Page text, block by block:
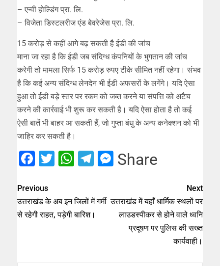
– एन्वी होल्डिंग प्रा. लि.
– विजेता डिस्टलरीज एंड बेवरेजेस प्रा. लि.
15 करोड़ से कहीं आगे बढ़ सकती है ईडी की जांच
माना जा रहा है कि ईडी जब संदिग्ध कंपनियों के भुगतान की जांच
करेगी तो मामला सिर्फ 15 करोड़ रुपए टीके सीमित नहीं रहेगा। संभव
है कि कई अन्य संदिग्ध लेनदेन भी ईडी अफसरों के लगेंगे। यदि ऐसा
हुआ तो ईडी बड़े स्तर पर रकम को जब्त करने या संपत्ति को अटैच
करने की कार्रवाई भी शुरू कर सकती है। यदि ऐसा होता है तो कई
ऐसी बातें भी बाहर आ सकती हैं, जो गुप्ता बंधु के अन्य कनेक्शन को भी
जाहिर कर सकती है।
Facebook
Twitter
WhatsApp
Telegram
Messenger
Share
Previous
उत्तराखंड के अब इन जिलों में गर्मी
से रहेगी राहत, पड़ेगी बारिश।
Next
उत्तराखंड में यहाँ धार्मिक स्थलों पर
लाउडस्पीकर से होने वाले ध्वनि
प्रदूषण पर पुलिस की सख्त
कार्यवाही।